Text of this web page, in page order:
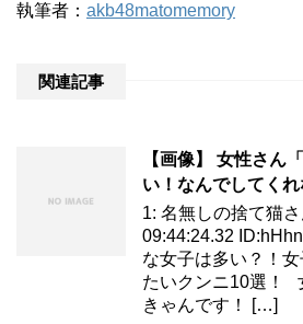
執筆者： akb48matomemory
関連記事
【画像】 女性さん
い！なんでしてくれ
1: 名無しの捨て猫
09:44:24.32
な女子は多い？！
たいクンニ10選！
きゃんです！ […]